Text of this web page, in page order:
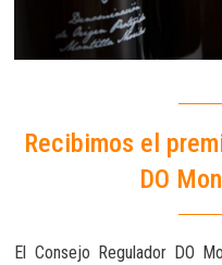
Recibimos el
DO
El Consejo Regulador DO